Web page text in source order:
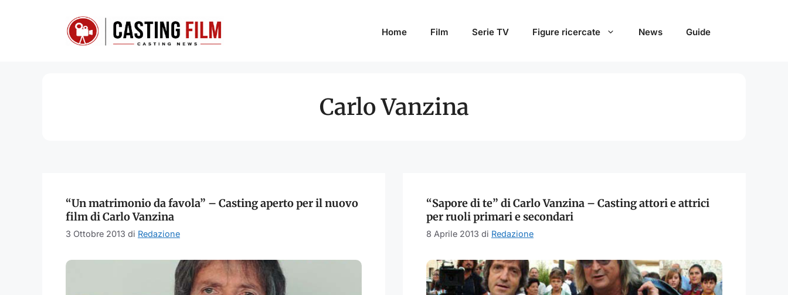
Home Film Serie TV Figure ricercate News Guide
Carlo Vanzina
“Un matrimonio da favola” – Casting aperto per il nuovo
film di Carlo Vanzina
3 Ottobre 2013 di Redazione
“Sapore di te” di Carlo Vanzina – Casting attori e attrici
per ruoli primari e secondari
8 Aprile 2013 di Redazione